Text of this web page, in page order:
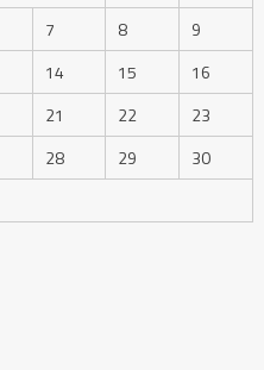
7 8
9
14 15
16
21 22
23
28 29
30